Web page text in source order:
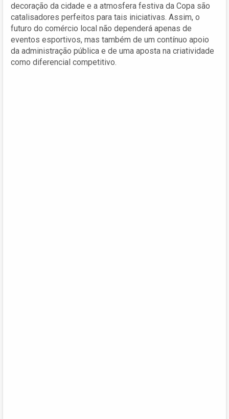
decoração da cidade e a atmosfera festiva da Copa são
catalisadores perfeitos para tais iniciativas. Assim, o
futuro do comércio local não dependerá apenas de
eventos esportivos, mas também de um contínuo apoio
da administração pública e de uma aposta na criatividade
como diferencial competitivo.